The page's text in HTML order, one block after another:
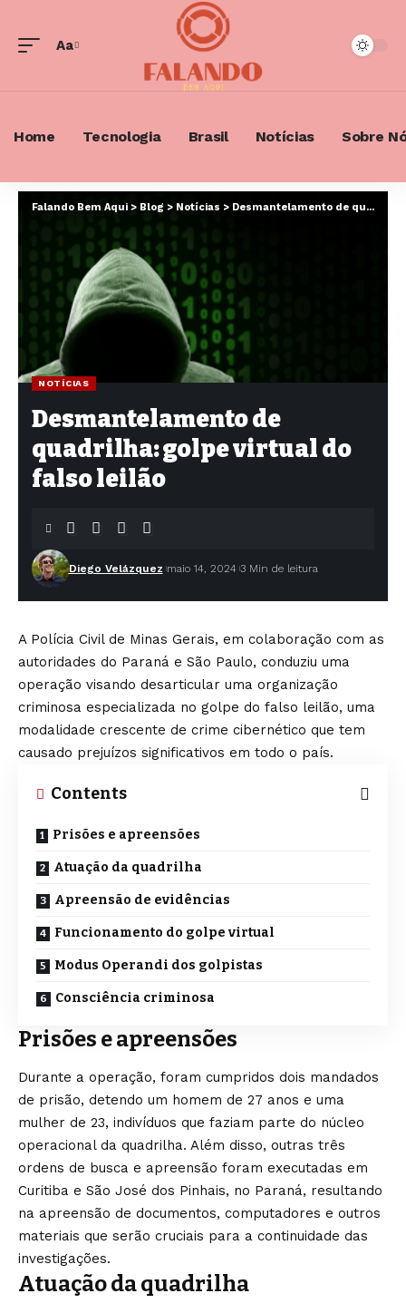
Font
Aa
Home Tecnologia Brasil Notícias Sobre
Falando Bem Aqui > Blog > Notícias > Desmantelamento de quadrilha: golpe virtual do falso leilão
NOTÍCIAS
Desmantelamento de
quadrilha: golpe virtual do
falso leilão
Diego Velázquez maio 14, 2024 3 Min de leitura
A Polícia Civil de Minas Gerais, em colaboração com as
autoridades do Paraná e São Paulo, conduziu uma
operação visando desarticular uma organização
criminosa especializada no golpe do falso leilão, uma
modalidade crescente de crime cibernético que tem
causado prejuízos significativos em todo o país.
Contents
Prisões e apreensões
Atuação da quadrilha
Apreensão de evidências
Funcionamento do golpe virtual
Modus Operandi dos golpistas
Consciência criminosa
Prisões e apreensões
Durante a operação, foram cumpridos dois mandados
de prisão, detendo um homem de 27 anos e uma
mulher de 23, indivíduos que faziam parte do núcleo
operacional da quadrilha. Além disso, outras três
ordens de busca e apreensão foram executadas em
Curitiba e São José dos Pinhais, no Paraná, resultando
na apreensão de documentos, computadores e outros
materiais que serão cruciais para a continuidade das
investigações.
Atuação da quadrilha